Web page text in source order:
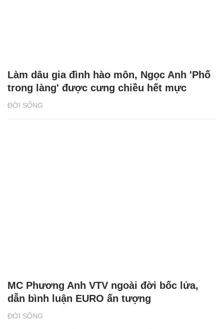
ĐỜI SỐNG
Làm dâu gia đình hào môn, Ngọc Anh 'Phố
trong làng' được cưng chiều hết mực
ĐỜI SỐNG
MC Phương Anh VTV ngoài đời bốc lửa,
dẫn bình luận EURO ấn tượng